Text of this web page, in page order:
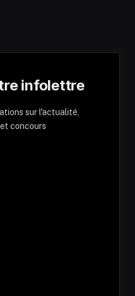
infolettre
sur l'actualité,
concours